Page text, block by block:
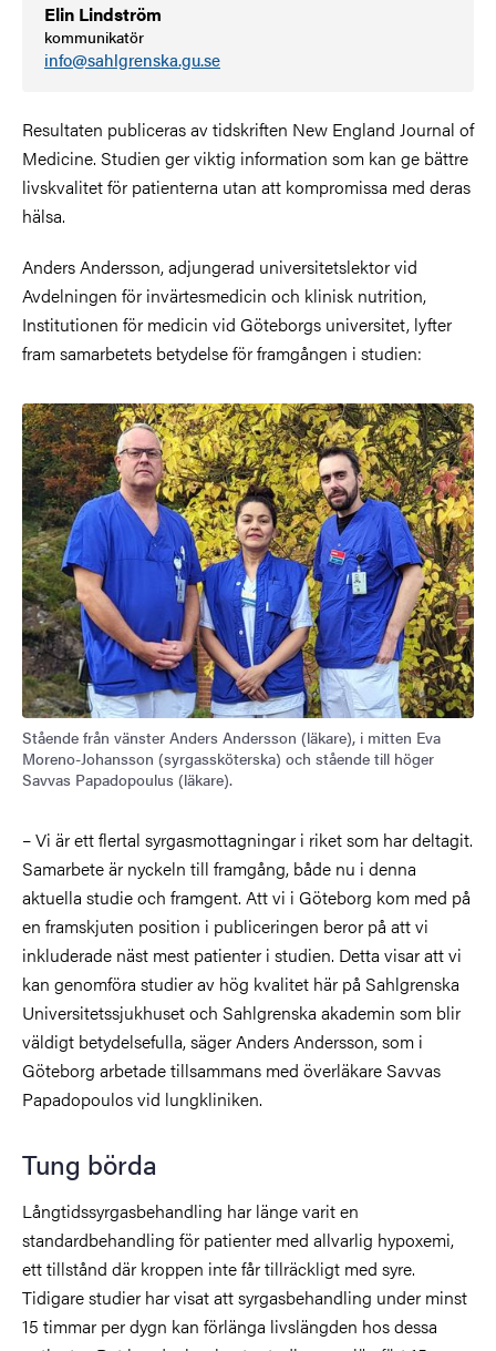
Elin Lindström
kommunikatör
info@sahlgrenska.gu.se
Resultaten publiceras av tidskriften New England Journal of
Medicine. Studien ger viktig information som kan ge bättre
livskvalitet för patienterna utan att kompromissa med deras
hälsa.
Anders Andersson, adjungerad universitetslektor vid
Avdelningen för invärtesmedicin och klinisk nutrition,
Institutionen för medicin vid Göteborgs universitet, lyfter
fram samarbetets betydelse för framgången i studien:
Stående från vänster Anders Andersson (läkare), i mitten Eva
Moreno-Johansson (syrgassköterska) och stående till höger
Savvas Papadopoulus (läkare).
– Vi är ett flertal syrgasmottagningar i riket som har deltagit.
Samarbete är nyckeln till framgång, både nu i denna
aktuella studie och framgent. Att vi i Göteborg kom med på
en framskjuten position i publiceringen beror på att vi
inkluderade näst mest patienter i studien. Detta visar att vi
kan genomföra studier av hög kvalitet här på Sahlgrenska
Universitetssjukhuset och Sahlgrenska akademin som blir
väldigt betydelsefulla, säger Anders Andersson, som i
Göteborg arbetade tillsammans med överläkare Savvas
Papadopoulos vid lungkliniken.
Tung börda
Långtidssyrgasbehandling har länge varit en
standardbehandling för patienter med allvarlig hypoxemi,
ett tillstånd där kroppen inte får tillräckligt med syre.
Tidigare studier har visat att syrgasbehandling under minst
15 timmar per dygn kan förlänga livslängden hos dessa